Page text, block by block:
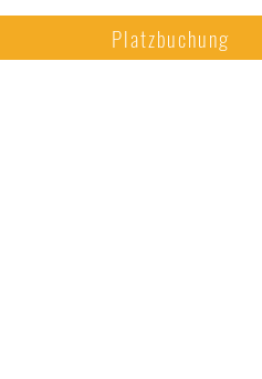
Platzbuchung